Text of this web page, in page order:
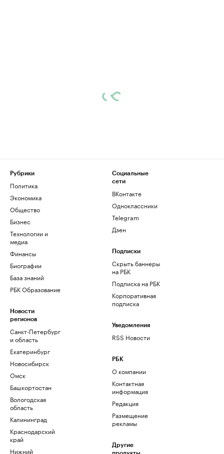
Рубрики
Политика
Экономика
Общество
Бизнес
Технологии и
медиа
Финансы
Биографии
База знаний
РБК Образование
Новости
регионов
Санкт-Петербург
и область
Екатеринбург
Новосибирск
Омск
Башкортостан
Вологодская
область
Калининград
Краснодарский
край
Нижний
Социальные
сети
ВКонтакте
Одноклассники
Telegram
Дзен
Подписки
Скрыть баннеры
на РБК
Подписка на РБК
Корпоративная
подписка
Уведомления
RSS Новости
РБК
О компании
Контактная
информация
Редакция
Размещение
рекламы
Другие